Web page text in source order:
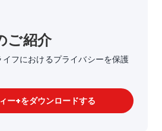
ご紹介
フにおけるプライバシーを保護
ー+をダウンロードする